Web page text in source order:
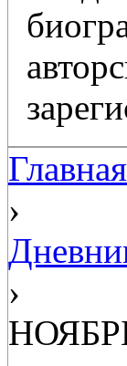
Главная
›
›